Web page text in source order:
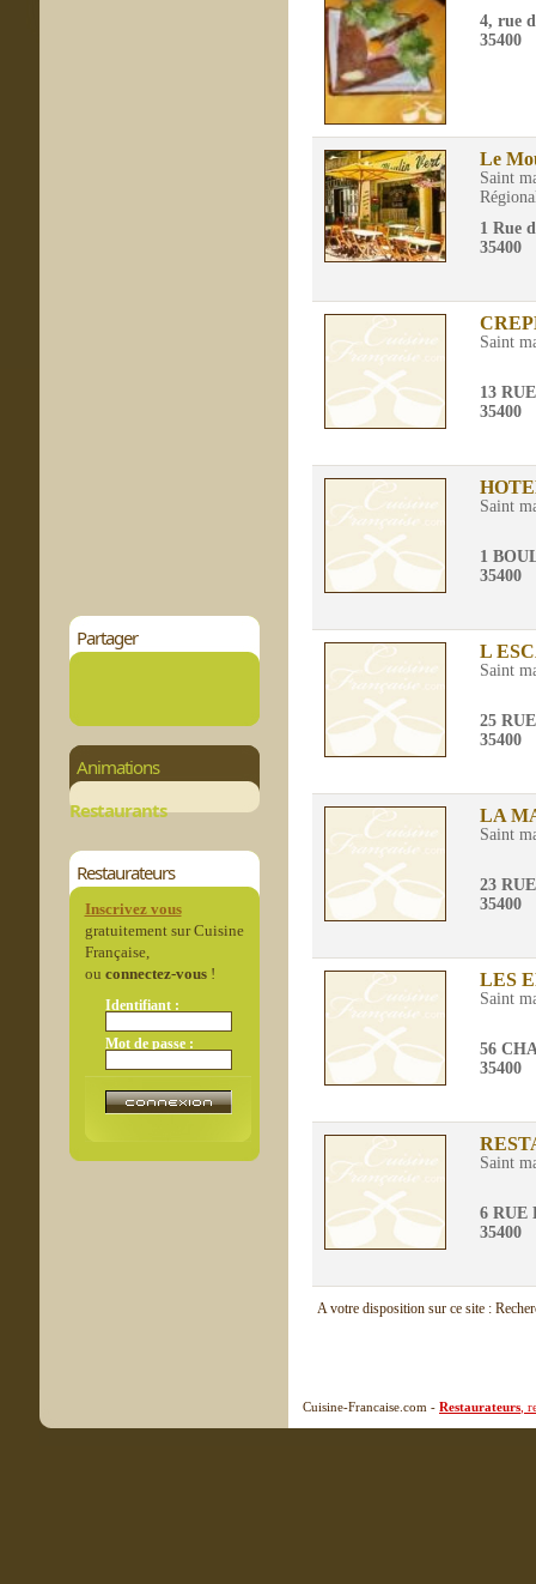
Partager
Animations
Restaurants
Restaurateurs
Inscrivez vous
gratuitement sur Cuisine
Française,
ou connectez-vous!
Identifiant :
Mot de passe :
4, rue
35400
Le
Saint
1 Rue
35400
Saint
13
35400
Saint
1
35400
L
Saint
25
35400
LA
Saint
23
35400
LES
Saint
56
35400
Saint
6 RUE
35400
A votre disposition sur ce site :
Cuisine-Francaise.com - Restaurateurs ,